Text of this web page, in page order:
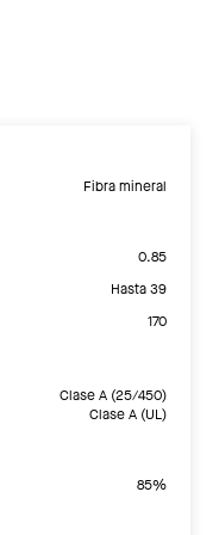
Fibra mineral
0.85
Hasta 39
170
Clase A (25/450)
Clase A (UL)
85%